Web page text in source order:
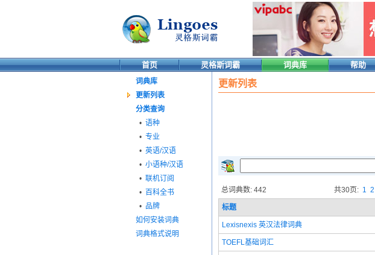
首页 灵格斯词霸 词典库 帮助
词典库
更新列表
分类查询
• 语种
• 专业
• 英语/汉语
• 小语种/汉语
• 联机订阅
• 百科全书
• 品牌
如何安装词典
词典格式说明
更新列表
总词典数: 442 共30页: 1 2
标题
Lexisnexis 英汉法律词典
TOEFL基础词汇